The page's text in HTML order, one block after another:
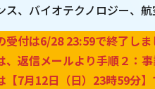
ス、バイオテクノロジー、
付は6/28 23:59で終了しま
返信メールより手順２：
7月12日（日）23時59分】